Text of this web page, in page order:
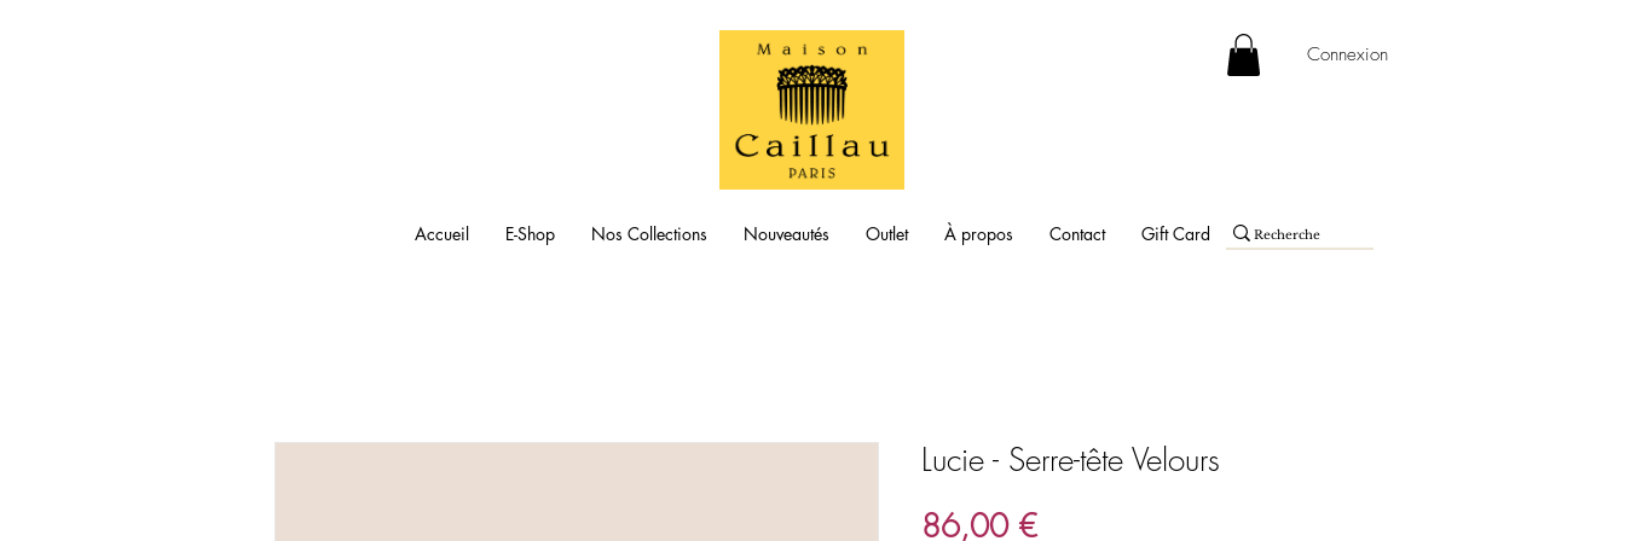
Connexion
Accueil E-Shop Nos Collections Nouveautés Outlet À propos Contact Gift Card
Lucie - Serre-tête Velours
86,00 €Prix